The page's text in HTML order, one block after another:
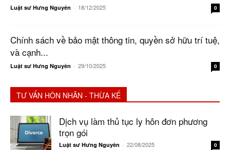
Luật sư Hưng Nguyên - 18/12/2025 0
Chính sách về bảo mật thông tin, quyền sở hữu trí tuệ,
và cạnh...
Luật sư Hưng Nguyên - 29/10/2025 0
TƯ VẤN HÔN NHÂN - THỪA KẾ
Dịch vụ làm thủ tục ly hôn đơn phương
trọn gói
Luật sư Hưng Nguyên - 22/08/2025 0